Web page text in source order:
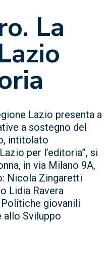
La
Lazio presenta a
a sostegno del
intitolato
per l’editoria”, si
in via Milano 9A,
Nicola Zingaretti
Lidia Ravera
giovanili
allo Sviluppo